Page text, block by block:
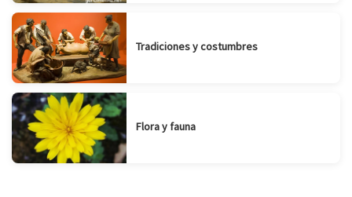
Tradiciones y costumbres
Flora y fauna